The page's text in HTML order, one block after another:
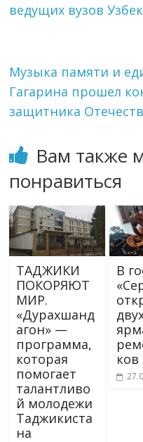
ведущих вузов
Музыка памяти и
Гагарина прошел
защитника
Вам также
понравиться
ТАДЖИКИ
ПОКОРЯЮТ
МИР.
«Дурахшанд
агон» —
программа,
которая
помогает
талантливо
й молодежи
Таджикиста
на
В
ков